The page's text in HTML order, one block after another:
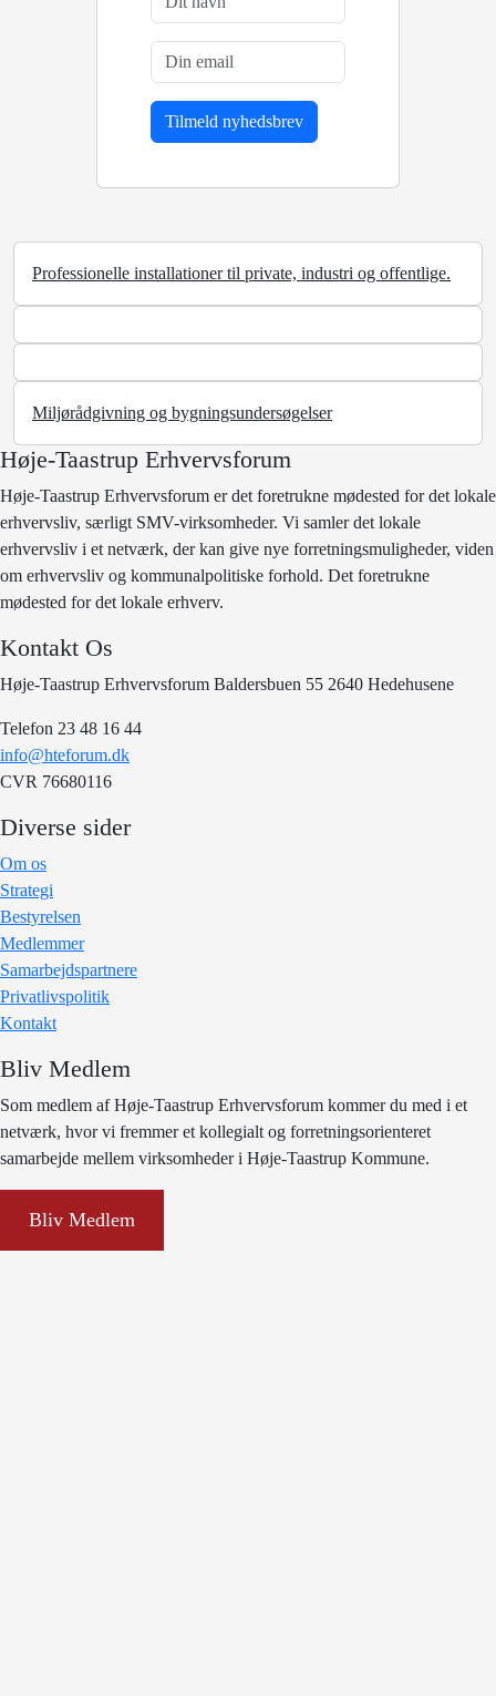
Professionelle installationer til private, industri og offentlige.
Miljørådgivning og bygningsundersøgelser
Høje-Taastrup Erhvervsforum
Høje-Taastrup Erhvervsforum er det foretrukne mødested for det lokale
erhvervsliv, særligt SMV-virksomheder. Vi samler det lokale
erhvervsliv i et netværk, der kan give nye forretningsmuligheder, viden
om erhvervsliv og kommunalpolitiske forhold. Det foretrukne
mødested for det lokale erhverv.
Kontakt Os
Høje-Taastrup Erhvervsforum Baldersbuen 55 2640 Hedehusene
Telefon 23 48 16 44
info@hteforum.dk
CVR 76680116
Diverse sider
Om os
Strategi
Bestyrelsen
Medlemmer
Samarbejdspartnere
Privatlivspolitik
Kontakt
Bliv Medlem
Som medlem af Høje-Taastrup Erhvervsforum kommer du med i et
netværk, hvor vi fremmer et kollegialt og forretningsorienteret
samarbejde mellem virksomheder i Høje-Taastrup Kommune.
Bliv Medlem